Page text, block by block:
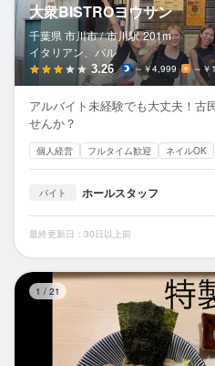
大衆BISTROヨウサン
千葉県 市川市 / 市川駅 201m
イタリアン、バル
3.26 ～￥4,999 ～￥
アルバイト未経験でも大丈夫！古
せんか？
個人経営 フルタイム歓迎 ネイルOK
バイト ホールスタッフ
最終更新日：30日以上前
1 / 21